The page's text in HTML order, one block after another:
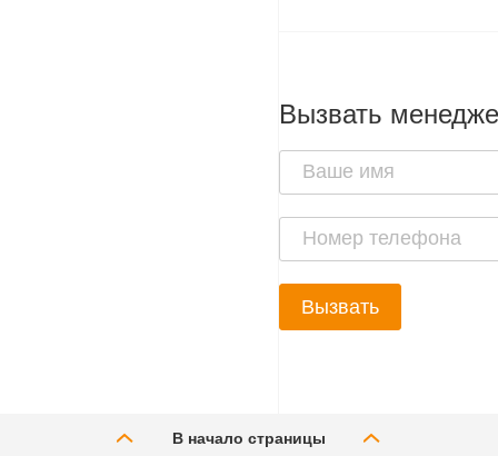
Вызвать
Вызвать
В начало страницы